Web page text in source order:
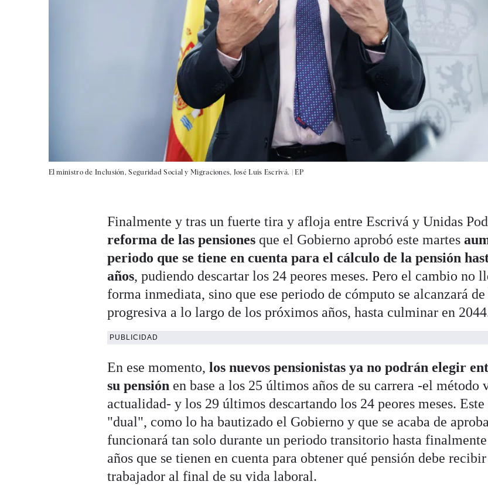
El ministro de Inclusión, Seguridad Social y Migraciones, José Luis Escrivá. |EP
Finalmente y tras un fuerte tira y afloja entre Escrivá y Unidas
reforma de las pensionesque el Gobierno aprobó este martes
periodo que se tiene en cuenta para el cálculo de la pensión
años, pudiendo descartar los 24 peores meses. Pero el cambio no
forma inmediata, sino que ese periodo de cómputo se alcanzará
progresiva a lo largo de los próximos años, hasta culminar en
PUBLICIDAD
En ese momento,los nuevos pensionistas ya no podrán elegir
su pensión en base a los 25 últimos años de su carrera -el método
actualidad- y los 29 últimos descartando los 24 peores meses.
"dual", como lo ha bautizado el Gobierno y que se acaba de
funcionará tan solo durante un periodo transitorio hasta
años que se tienen en cuenta para obtener qué pensión debe
trabajador al final de su vida laboral.